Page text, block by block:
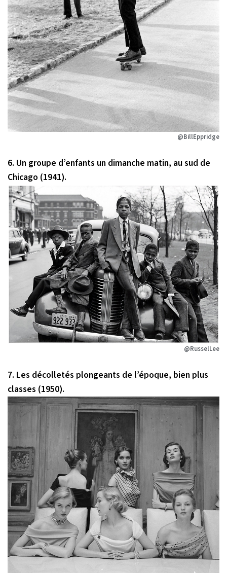
@BillEppridge
6. Un groupe d’enfants un dimanche matin, au sud de
Chicago (1941).
@RusselLee
7. Les décolletés plongeants de l’époque, bien plus
classes (1950).